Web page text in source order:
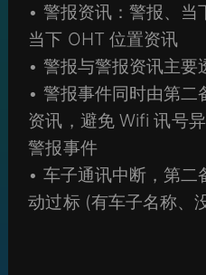
• 警报资讯：警报、当
当下 OHT 位置资讯
• 警报与警报资讯主要
• 警报事件同时由第
资讯，避免 Wifi 讯号
警报事件
• 车子通讯中断，第
动过标 (有车子名称、